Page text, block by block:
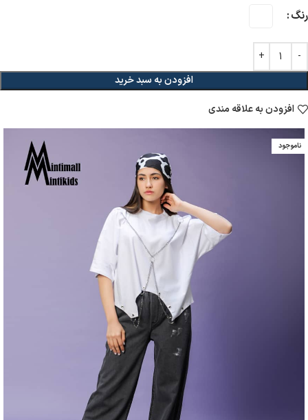
رنگ
افزودن به سبد خرید
افزودن به علاقه مندی
ناموجود